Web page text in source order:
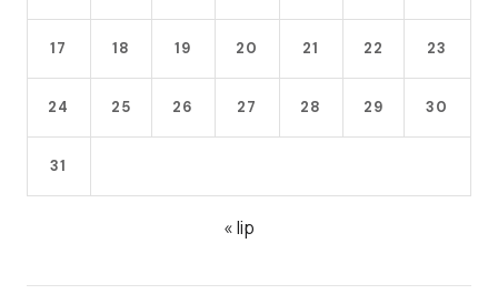
17 18 19 20 21 22 23
24 25 26 27 28 29 30
31
« lip